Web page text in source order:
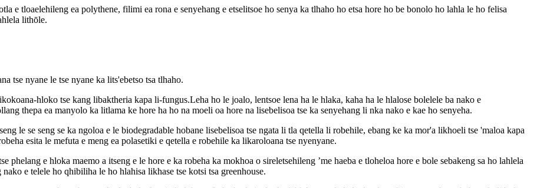
e tloaelehileng ea polythene, filimi ea rona e senyehang e etselitsoe ho senya ka tlhaho ho etsa hore ho be bonolo ho lahla le ho felisa
lithōle.
tse nyane le tse nyane ka lits'ebetso tsa tlhaho.
hloko tse kang libaktheria kapa li-fungus.Leha ho le joalo, lentsoe lena ha le hlaka, kaha ha le hlalose bolelele ba nako e
thepa ea manyolo ka litlama ke hore ha ho na moeli oa hore na lisebelisoa tse ka senyehang li nka nako e kae ho senyeha.
le se seng se ka ngoloa e le biodegradable hobane lisebelisoa tse ngata li tla qetella li robehile, ebang ke ka mor'a likhoeli tse 'maloa kapa
esita le mefuta e meng ea polasetiki e qetella e robehile ka likaroloana tse nyenyane.
phelang e hloka maemo a itseng e le hore e ka robeha ka mokhoa o sireletsehileng ’me haeba e tloheloa hore e bole sebakeng sa ho lahlela
e telele ho qhibiliha le ho hlahisa likhase tse kotsi tsa greenhouse.